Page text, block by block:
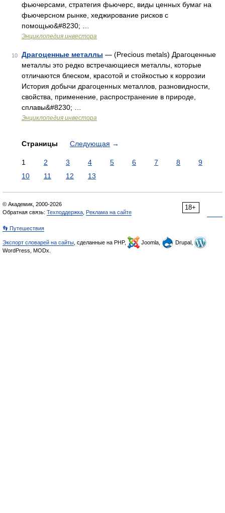
фьючерсами, стратегия фьючерс, виды ценных бумаг на
фьючерсном рынке, хеджирование рисков с
помощью&#8230; …
Энциклопедия инвестора
10 Драгоценные металлы — (Precious metals) Драгоценные
металлы это редко встречающиеся металлы, которые
отличаются блеском, красотой и стойкостью к коррозии
История добычи драгоценных металлов, разновидности,
свойства, применение, распространение в природе,
сплавы&#8230; …
Энциклопедия инвестора
Страницы Следующая →
1 2 3 4 5 6 7 8
9
10
11 12 13
18+
© Академик, 2000-2026
Обратная связь: Техподдержка Реклама на сайте
👣 Путешествия
Экспорт словарей на сайты , сделанные на PHP, Joomla,
Drupal,
WordPress, MODx.